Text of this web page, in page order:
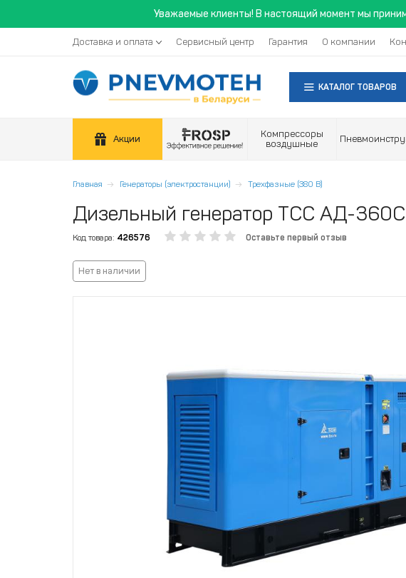
Уважаемые клиенты! В настоящий момент мы
Доставка и оплата Сервисный центр Гарантия О компании
КАТАЛОГ ТОВАРОВ
Акции
Компрессоры
воздушные
Главная Генераторы (электростанции) Трехфазные (380 В)
Дизельный генератор ТСС АД-
Код товара: 426576 Оставьте первый отзыв
Нет в наличии